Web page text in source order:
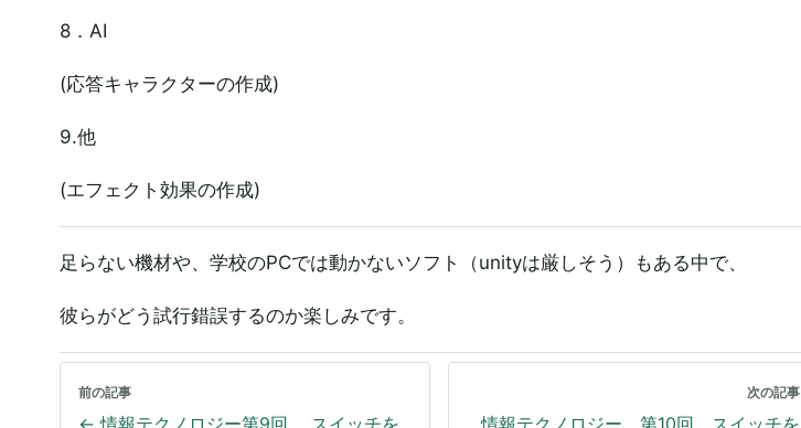
8．AI
(応答キャラクターの作成)
9.他
(エフェクト効果の作成)
足らない機材や、学校のPCでは動かないソフト（unityは厳しそう）もある中で、
彼らがどう試行錯誤するのか楽しみです。
前の記事
←情報テクノロジー第9回 スイッチを
次の記事
情報テクノロジー 第10回 スイッチを